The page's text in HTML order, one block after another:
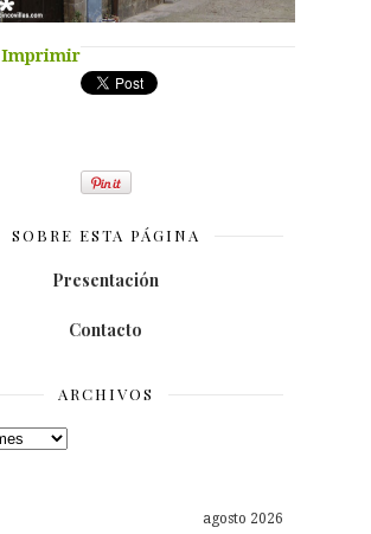
Imprimir
SOBRE ESTA PÁGINA
Presentación
Contacto
ARCHIVOS
agosto 2026